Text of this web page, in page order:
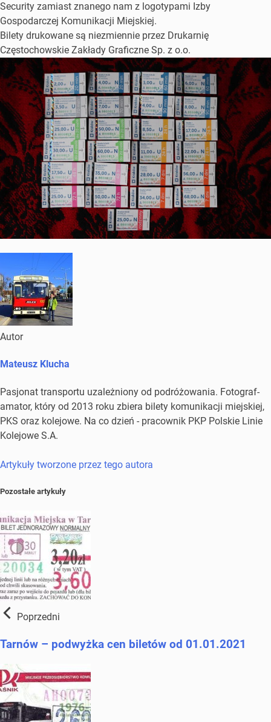
Security zamiast znanego nam z logotypami Izby
Gospodarczej Komunikacji Miejskiej.
Bilety drukowane są niezmiennie przez Drukarnię
Częstochowskie Zakłady Graficzne Sp. z o.o.
Autor
Mateusz Klucha
Pasjonat transportu uzależniony od podróżowania. Fotograf-
amator, który od 2013 roku zbiera bilety komunikacji miejskiej,
PKS oraz kolejowe. Na co dzień - pracownik PKP Polskie Linie
Kolejowe S.A.
Artykuły tworzone przez tego autora
Pozostałe artykuły
Poprzedni
Tarnów – podwyżka cen biletów od 01.01.2021